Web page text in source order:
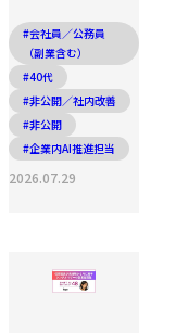
#会社員／公務員
（副業含む）
#40代
#非公開／社内改善
#非公開
#企業内AI推進担当
2026.07.29